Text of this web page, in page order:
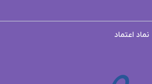
نماد اعتماد